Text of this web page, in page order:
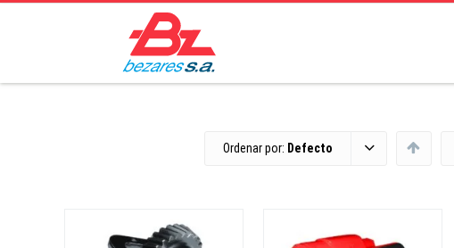
Ordenar por: Defecto